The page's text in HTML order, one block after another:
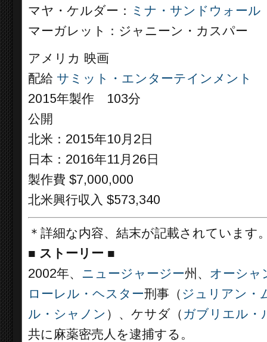
マヤ・ケルダー： ミナ・サンドウォール
マーガレット：ジャニーン・カスパー
アメリカ 映画
配給 サミット・エンターテインメント
2015年製作 103分
公開
北米：2015年10月2日
日本：2016年11月26日
製作費 $7,000,000
北米興行収入 $573,340
＊詳細な内容、結末が記載されています
■ ストーリー ■
2002年、 ニュージャージー州、 オーシャ
ローレル・ヘスター刑事（ ジュリアン・
ル・シャノン ）、ケサダ（ ガブリエル・
共に麻薬密売人を逮捕する。